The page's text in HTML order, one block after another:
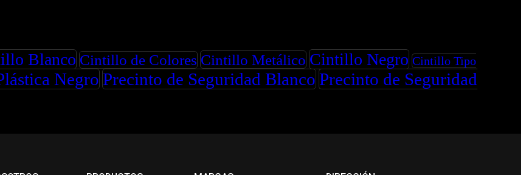
Blanco Cintillo de Colores Cintillo Metálico Cintillo Negro Cintillo Tipo
Negro Precinto de Seguridad Blanco Precinto de Seguridad